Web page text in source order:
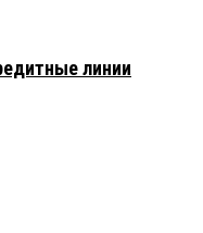
линии